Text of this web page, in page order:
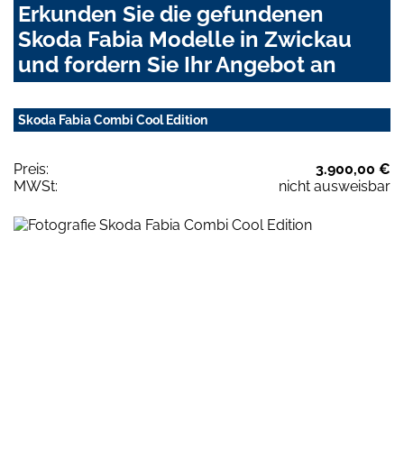
Erkunden Sie die gefundenen
Skoda Fabia Modelle in Zwickau
und fordern Sie Ihr Angebot an
Skoda Fabia Combi Cool Edition
Preis:
3.900,00 €
MWSt:
nicht ausweisbar